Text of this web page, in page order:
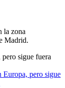
sigue fuera
Europa, pero sigue